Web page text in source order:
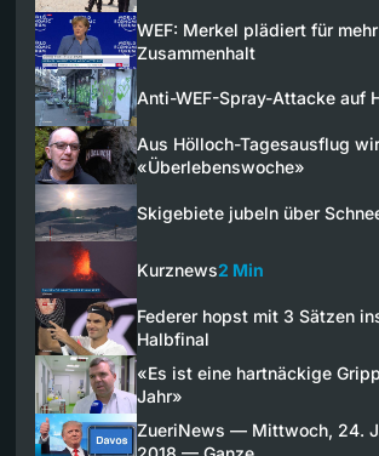
WEF: Merkel plädiert für mehr
Zusammenhalt
Anti-WEF-Spray-Attacke auf
Aus Hölloch-Tagesausflug
«Überlebenswoche»
Skigebiete jubeln über
Kurznews2 Min
Federer hopst mit 3 Sätzen
Halbfinal
«Es ist eine hartnäckige
Jahr»
ZueriNews — Mittwoch, 24.